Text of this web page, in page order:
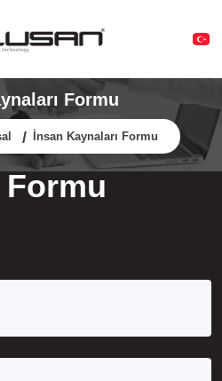
Formu
İnsan Kaynaları Formu